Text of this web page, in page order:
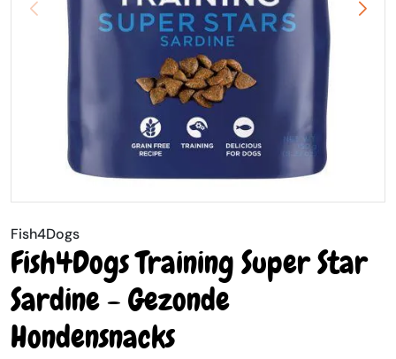
Fish4Dogs
Fish4Dogs Training Super Star
Sardine - Gezonde
Hondensnacks